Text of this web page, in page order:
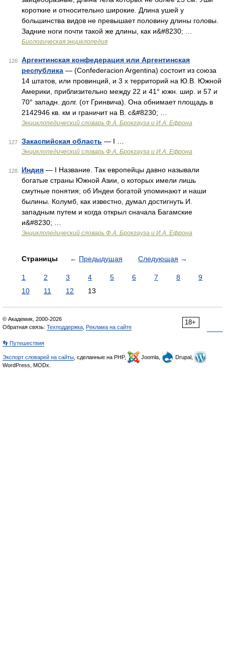
короткие и относительно широкие. Длина ушей у
большинства видов не превышает половину длины головы.
Задние ноги почти такой же длины, как и&#8230; …
Биологическая энциклопедия
126
Аргентинская конфедерация или Аргентинская
республика — (Confederacion Argentina) состоит из союза
14 штатов, или провинций, и 3 х территорий на Ю.В. Южной
Америки, приблизительно между 22 и 41° южн. шир. и 57 и
70° западн. долг. (от Гринвича). Она обнимает площадь в
2142946 кв. км и граничит на В. с&#8230; …
Энциклопедический словарь Ф.А. Брокгауза и И.А. Ефрона
127 Закаспийская область — I …
Энциклопедический словарь Ф.А. Брокгауза и И.А. Ефрона
128 Индия — I Название. Так европейцы давно называли
богатые страны Южной Азии, о которых имели лишь
смутные понятия; об Индеи богатой упоминают и наши
былины. Колумб, как известно, думал достигнуть И.
западным путем и когда открыл сначала Багамские
и&#8230; …
Энциклопедический словарь Ф.А. Брокгауза и И.А. Ефрона
Страницы ← Предыдущая Следующая →
1 2 3 4 5 6 7 8
9
10
11 12 13
18+
© Академик, 2000-2026
Обратная связь: Техподдержка Реклама на сайте
👣 Путешествия
Экспорт словарей на сайты , сделанные на PHP, Joomla,
Drupal,
WordPress, MODx.